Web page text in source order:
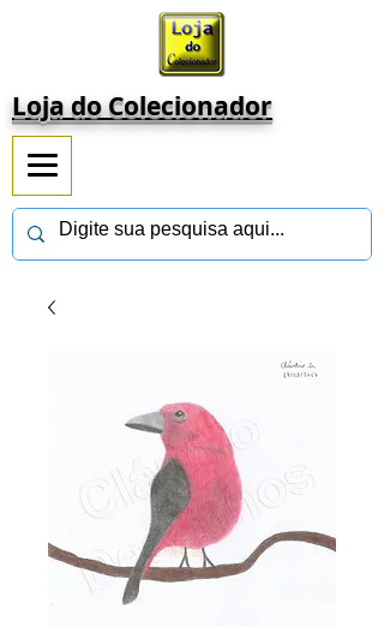
Loja do Colecionador